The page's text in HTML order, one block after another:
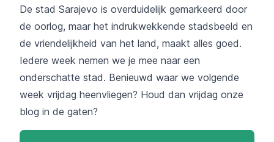
De stad Sarajevo is overduidelijk gemarkeerd door
de oorlog, maar het indrukwekkende stadsbeeld en
de vriendelijkheid van het land, maakt alles goed.
Iedere week nemen we je mee naar een
onderschatte stad. Benieuwd waar we volgende
week vrijdag heenvliegen? Houd dan vrijdag onze
blog in de gaten?